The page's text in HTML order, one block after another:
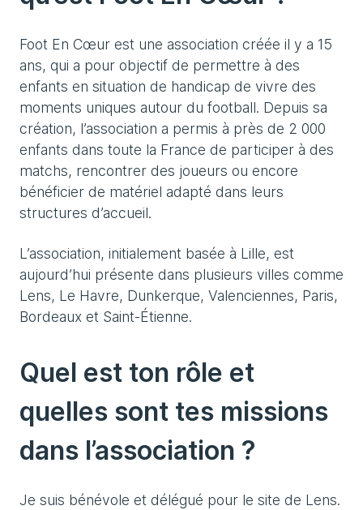
Foot En Cœur est une association créée il y a 15
ans, qui a pour objectif de permettre à des
enfants en situation de handicap de vivre des
moments uniques autour du football. Depuis sa
création, l’association a permis à près de 2 000
enfants dans toute la France de participer à des
matchs, rencontrer des joueurs ou encore
bénéficier de matériel adapté dans leurs
structures d’accueil.
L’association, initialement basée à Lille, est
aujourd’hui présente dans plusieurs villes comme
Lens, Le Havre, Dunkerque, Valenciennes, Paris,
Bordeaux et Saint-Étienne.
Quel est ton rôle et
quelles sont tes missions
dans l’association ?
Je suis bénévole et délégué pour le site de Lens.